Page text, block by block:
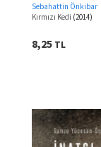
Sebahattin Önkibar
Kırmızı Kedi (2014)
8,25 TL